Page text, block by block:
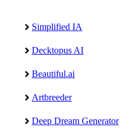
Simplified IA
Decktopus AI
Beautiful.ai
Artbreeder
Deep Dream Generator